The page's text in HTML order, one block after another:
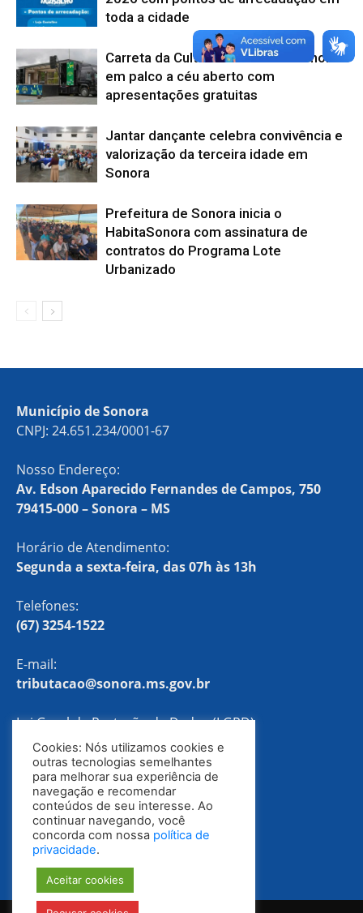
toda a cidade
Carreta da Cultura transforma Sonora
em palco a céu aberto com
apresentações gratuitas
Jantar dançante celebra convivência e
valorização da terceira idade em
Sonora
Prefeitura de Sonora inicia o
HabitaSonora com assinatura de
contratos do Programa Lote
Urbanizado
Município de Sonora
CNPJ: 24.651.234/0001-67
Nosso Endereço:
Av. Edson Aparecido Fernandes de Campos, 750
79415-000 – Sonora – MS
Horário de Atendimento:
Segunda a sexta-feira, das 07h às 13h
Telefones:
(67) 3254-1522
E-mail:
tributacao@sonora.ms.gov.br
Lei Geral de Proteção de Dados (LGPD)
Política de Privacidade
Cookies: Nós utilizamos cookies e
outras tecnologias semelhantes
para melhorar sua experiência de
navegação e recomendar
conteúdos de seu interesse. Ao
continuar navegando, você
concorda com nossa política de
privacidade.
Aceitar cookies